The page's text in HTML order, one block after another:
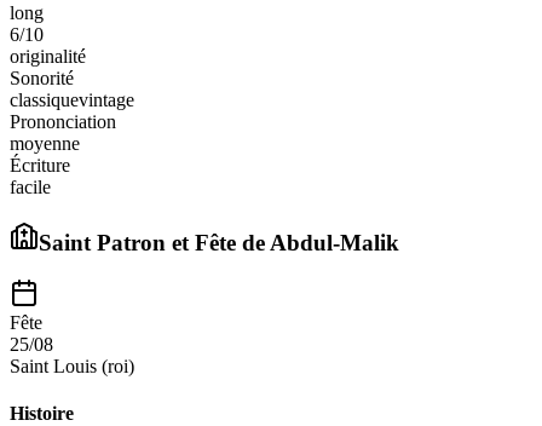
long
6/10
originalité
Sonorité
classiquevintage
Prononciation
moyenne
Écriture
facile
Saint Patron et Fête de Abdul-Malik
Fête
25/08
Saint Louis (roi)
Histoire